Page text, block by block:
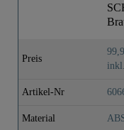
Preis
Artikel-Nr
Material